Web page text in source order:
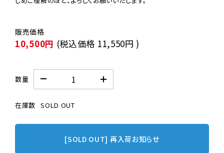
10,500円 (税込価格 11,550円 )
数量
在庫数 SOLD OUT
[SOLD OUT] 再入荷お知らせ